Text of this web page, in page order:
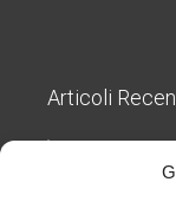
Articoli
Nuove regole
per gli studi